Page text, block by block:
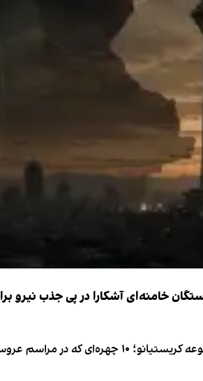
خامنه‌ای آشکارا در پی جذب
در مراسم عروسی رونالدو و جورجینا جایی ندارند